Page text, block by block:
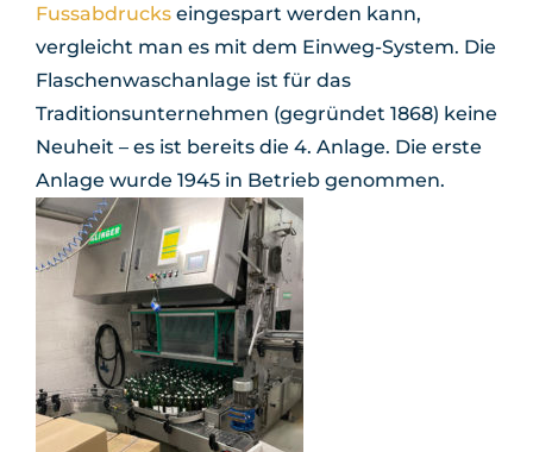
Fussabdrucks eingespart werden kann,
vergleicht man es mit dem Einweg-System. Die
Flaschenwaschanlage ist für das
Traditionsunternehmen (gegründet 1868) keine
Neuheit – es ist bereits die 4. Anlage. Die erste
Anlage wurde 1945 in Betrieb genommen.